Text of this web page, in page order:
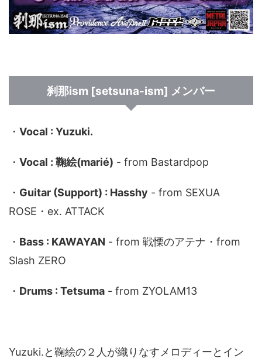
刹那ism [setsuna-ism] メンバー
・ Vocal : Yuzuki.
・ Vocal : 鞠絵(marié) - from Bastardpop
・ Guitar (Support) : Hasshy - from SEXUA
ROSE・ex. ATTACK
・ Bass : KAWAYAN - from 戦慄のアテナ・from
Slash ZERO
・ Drums : Tetsuma - from ZYOLAM13
Yuzuki.と鞠絵の２人が織りなすメロディーとイン